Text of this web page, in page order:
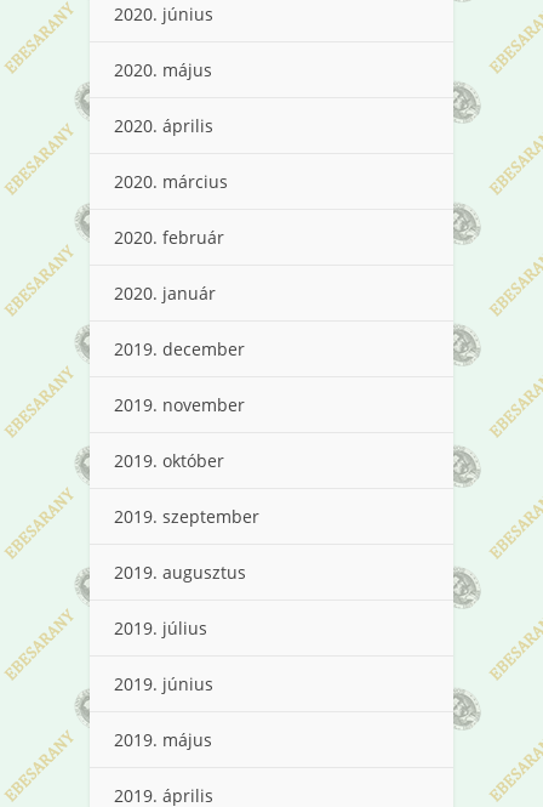
2020. június
2020. május
2020. április
2020. március
2020. február
2020. január
2019. december
2019. november
2019. október
2019. szeptember
2019. augusztus
2019. július
2019. június
2019. május
2019. április